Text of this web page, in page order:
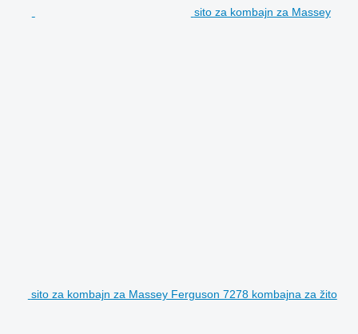
sito za kombajn za Massey
sito za kombajn za Massey Ferguson 7278 kombajna za žito